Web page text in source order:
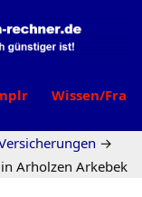
Wissen/
→
Arholzen Arkebek